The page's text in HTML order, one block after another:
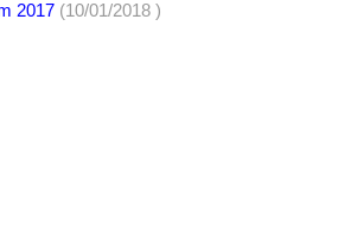
2017 (10/01/2018 )